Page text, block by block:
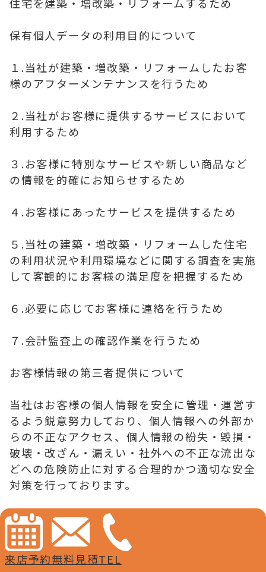
保有個人データの利用目的について
１.当社が建築・増改築・リフォームしたお客
様のアフターメンテナンスを行うため
２.当社がお客様に提供するサービスにおいて
利用するため
３.お客様に特別なサービスや新しい商品など
の情報を的確にお知らせするため
４.お客様にあったサービスを提供するため
５.当社の建築・増改築・リフォームした住宅
の利用状況や利用環境などに関する調査を実施
して客観的にお客様の満足度を把握するため
６.必要に応じてお客様に連絡を行うため
７.会計監査上の確認作業を行うため
お客様情報の第三者提供について
当社はお客様の個人情報を安全に管理・運営す
るよう鋭意努力しており、個人情報への外部か
らの不正なアクセス、個人情報の紛失・毀損・
破壊・改ざん・漏えい・社外への不正な流出な
どへの危険防止に対する合理的かつ適切な安全
対策を行っております。
１.お客様の同意がある場合
２.お客様個人を識別することができない状態
で開示する場合
来店予約無料見積TEL